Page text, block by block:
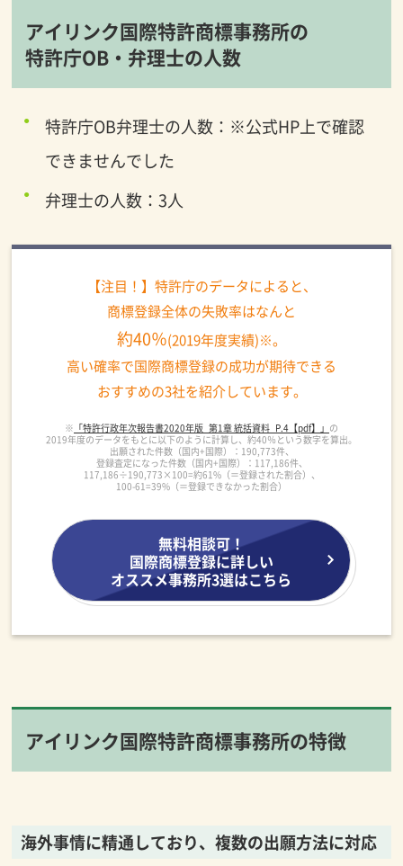
アイリンク国際特許商標事務所の
特許庁OB・弁理士の人数
特許庁OB弁理士の人数：※公式HP上で確認
できませんでした
弁理士の人数：3人
【注目！】特許庁のデータによると、
商標登録全体の失敗率はなんと
約40％(2019年度実績)※。
高い確率で国際商標登録の成功が期待できる
おすすめの3社を紹介しています。
※ 「特許行政年次報告書2020年版_第1章 統括資料_P.4【pdf】」 の
2019年度のデータをもとに以下のように計算し、約40％という数字を算出。
出願された件数（国内+国際）：190,773件、
登録査定になった件数（国内+国際）：117,186件、
117,186÷190,773×100=約61%（＝登録された割合）、
100-61=39%（＝登録できなかった割合）
無料相談可！
国際商標登録に詳しい
オススメ事務所3選はこちら
アイリンク国際特許商標事務所の特徴
海外事情に精通しており、複数の出願方法に対応